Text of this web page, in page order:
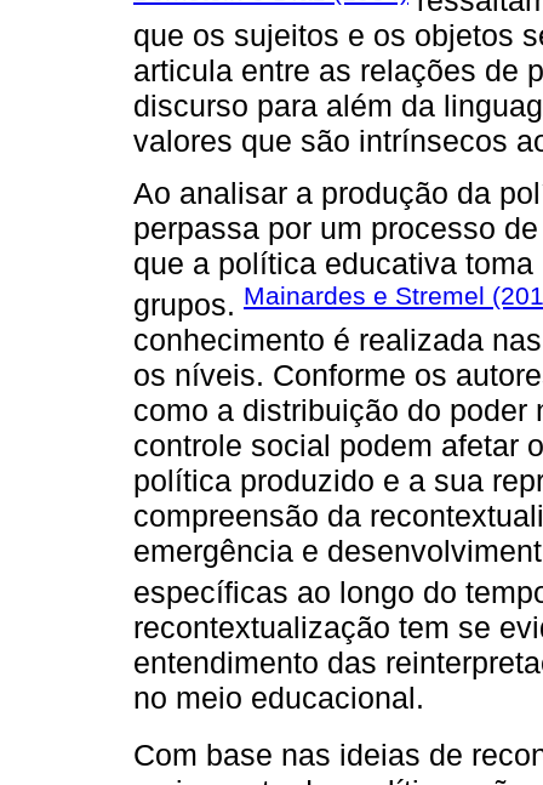
que os sujeitos e os objetos
articula entre as relações de
discurso para além da
valores que são intrínsecos
Ao analisar a produção da
perpassa por um processo
que a política educativa
grupos. Mainardes e Stremel
conhecimento é realizada
os níveis. Conforme os
como a distribuição do
controle social podem afetar
política produzido e a sua
compreensão da
emergência e
específicas ao longo do
recontextualização tem se
entendimento das
no meio educacional.
Com base nas ideias de